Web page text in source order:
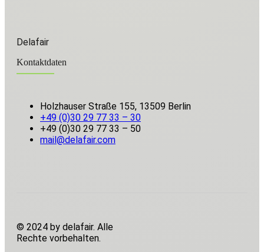
Delafair
Kontaktdaten
Holzhauser Straße 155, 13509 Berlin
+49 (0)30 29 77 33 – 30
+49 (0)30 29 77 33 – 50
mail@delafair.com
© 2024 by delafair. Alle
Rechte vorbehalten.